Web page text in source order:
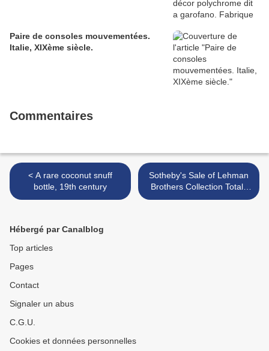
Paire de consoles mouvementées.
Italie, XIXème siècle.
Commentaires
< A rare coconut snuff
bottle, 19th century
Sotheby's Sale of Lehman
Brothers Collection Totals
$12.3 Million >
Hébergé par Canalblog
Top articles
Pages
Contact
Signaler un abus
C.G.U.
Cookies et données personnelles